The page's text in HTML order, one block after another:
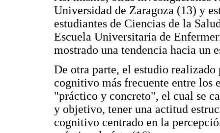
Universidad de Zaragoza (13) y
estudiantes de Ciencias de la
Escuela Universitaria de
mostrado una tendencia hacia
De otra parte, el estudio
cognitivo más frecuente entre los
"práctico y concreto", el cual se
y objetivo, tener una actitud
cognitivo centrado en la